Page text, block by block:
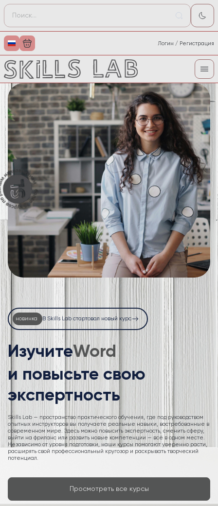
Логин / Регистрация
новинка В Skills Lab стартовал новый курс
ИзучитеExcel
и повысьте свою
экспертность
Skills Lab — пространство практического обучения, где под руководством
опытных инструкторов вы получаете реальные навыки, востребованные в
современном мире. Здесь можно повысить экспертность, сменить сферу,
выйти на фриланс или развить новые компетенции — всё в одном месте.
Независимо от уровня подготовки, наши курсы помогают уверенно расти,
расширять свой профессиональный кругозор и раскрывать творческий
потенциал.
Просмотреть все курсы